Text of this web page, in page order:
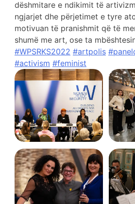
dëshmitare e ndikimit të
ngjarjet dhe përjetimet e tyre
motivuan të pranishmit që të
shumë me art, ose ta
#WPSRKS2022 #artpolis
#activism #feminist